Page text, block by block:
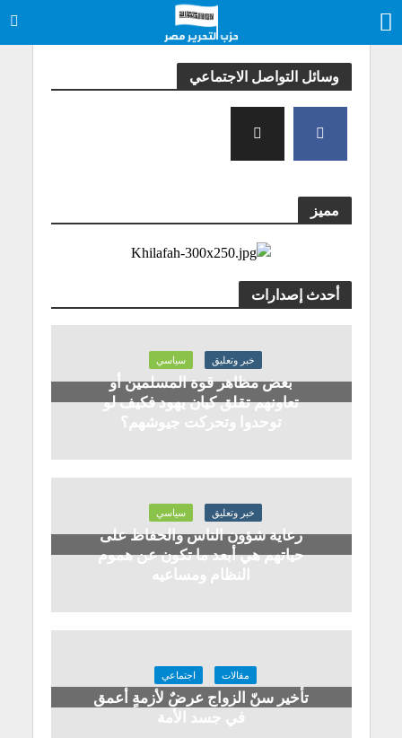
وسائل التواصل الاجتماعي
مميز
أحدث إصدارات
خبر وتعليق سياسي
بعض مظاهر قوة المسلمين أو
تعاونهم تقلق كيان يهود فكيف لو
توحدوا وتحركت جيوشهم؟
خبر وتعليق سياسي
رعاية شؤون الناس والحفاظ على
حياتهم هي أبعد ما تكون عن هموم
النظام ومساعيه
مقالات اجتماعي
تأخير سنّ الزواج عرضٌ لأزمةٍ أعمق
في جسد الأمة